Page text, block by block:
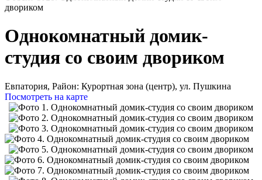
двориком
Однокомнатный домик-
студия со своим двориком
Евпатория, Район: Курортная зона (центр), ул. Пушкина
Посмотреть на карте